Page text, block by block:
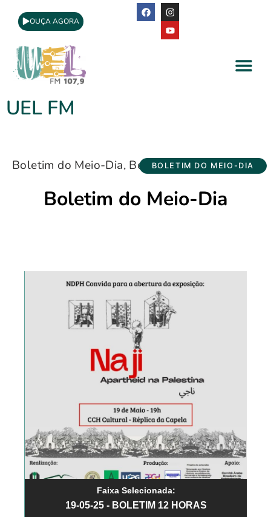
OUÇA AGORA
UEL FM
Boletim do Meio-Dia, Boletim do Meio-Dia
BOLETIM DO MEIO-DIA
Boletim do Meio-Dia
Faixa Selecionada:
19-05-25 - BOLETIM 12 HORAS